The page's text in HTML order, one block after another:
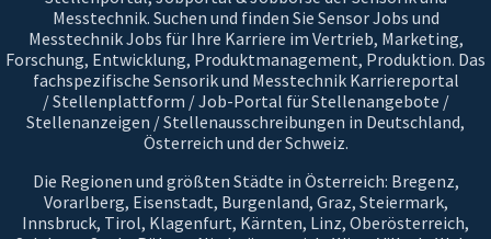
Messtechnik. Suchen und finden Sie Sensor Jobs und
Messtechnik Jobs für Ihre Karriere im Vertrieb, Marketing,
Forschung, Entwicklung, Produktmanagement, Produktion. Das
fachspezifische Sensorik und Messtechnik Karriereportal
/ Stellenplattform / Job-Portal für Stellenangebote /
Stellenanzeigen / Stellenausschreibungen in Deutschland,
Österreich und der Schweiz.
Die Regionen und größten Städte in Österreich: Bregenz,
Vorarlberg, Eisenstadt, Burgenland, Graz, Steiermark,
Innsbruck, Tirol, Klagenfurt, Kärnten, Linz, Oberösterreich,